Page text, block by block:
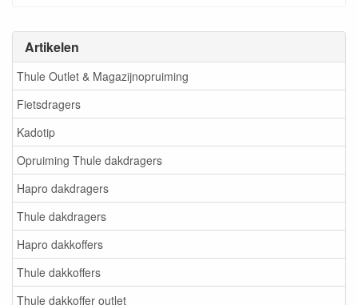
Artikelen
Thule Outlet & Magazijnopruiming
Fietsdragers
Kadotip
Opruiming Thule dakdragers
Hapro dakdragers
Thule dakdragers
Hapro dakkoffers
Thule dakkoffers
Thule dakkoffer outlet